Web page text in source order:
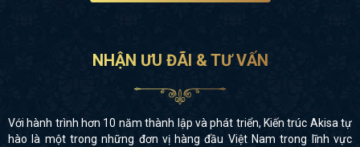
NHẬN ƯU ĐÃI & TƯ VẤN
Với hành trình hơn 10 năm thành lập và phát triển, Kiến trúc Akisa tự
hào là một trong những đơn vị hàng đầu Việt Nam trong lĩnh vực